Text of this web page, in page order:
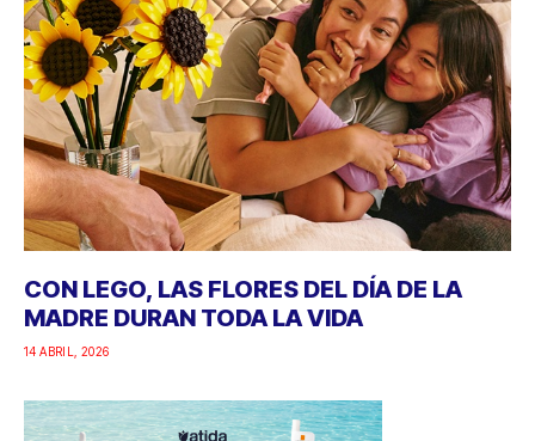
CON LEGO, LAS FLORES DEL DÍA DE LA
MADRE DURAN TODA LA VIDA
14 ABRIL, 2026